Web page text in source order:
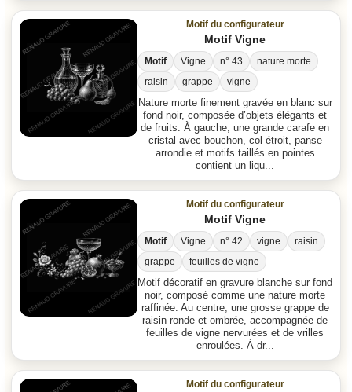
Motif du configurateur
Motif Vigne
Motif Vigne n° 43
nature morte
raisin
grappe
vigne
Nature morte finement gravée en blanc sur
fond noir, composée d’objets élégants et
de fruits. À gauche, une grande carafe en
cristal avec bouchon, col étroit, panse
arrondie et motifs taillés en pointes
contient un liqu...
Motif du configurateur
Motif Vigne
Motif Vigne n° 42 vigne
raisin
grappe
feuilles de vigne
Motif décoratif en gravure blanche sur fond
noir, composé comme une nature morte
raffinée. Au centre, une grosse grappe de
raisin ronde et ombrée, accompagnée de
feuilles de vigne nervurées et de vrilles
enroulées. À dr...
Motif du configurateur